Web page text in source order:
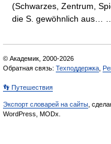
(Schwarzes, Zentrum,
die S. gewöhnlich aus…
© Академик, 2000-2026
Обратная связь: Техподдержка
👣 Путешествия
Экспорт словарей на сайты ,
WordPress, MODx.